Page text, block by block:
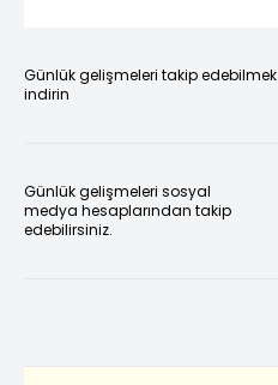
Günlük gelişmeleri takip
indirin
Günlük gelişmeleri sosyal
medya hesaplarından takip
edebilirsiniz.